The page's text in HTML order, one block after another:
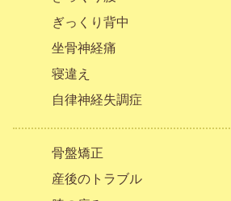
ぎっくり背中
坐骨神経痛
寝違え
自律神経失調症
骨盤矯正
産後のトラブル